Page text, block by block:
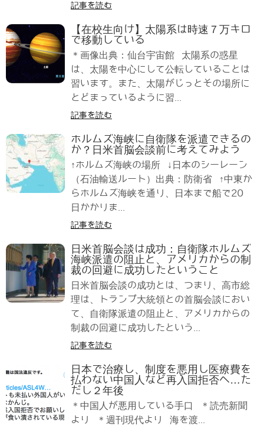
記事を読む
【在校生向け】太陽系は時速７万キロ
で移動している
＊画像出典：仙台宇宙館 太陽系の惑星
は、太陽を中心にして公転していることは
習います。また、太陽がじっとその場所に
とどまっているように習...
記事を読む
ホルムズ海峡に自衛隊を派遣できるの
か？日米首脳会談前に考えてみよう
↑ホルムズ海峡の場所 ↓日本のシーレーン
（石油輸送ルート）出典：防衛省 ↑中東か
らホルムズ海峡を通り、日本まで船で20
日かかりま...
記事を読む
日米首脳会談は成功：自衛隊ホルムズ
海峡派遣の阻止と、アメリカからの制
裁の回避に成功したということ
日米首脳会談の成功とは、つまり、高市総
理は、トランプ大統領との首脳会談におい
て、自衛隊派遣の阻止と、アメリカからの
制裁の回避に成功したという...
記事を読む
日本で治療し、制度を悪用し医療費を
払わない中国人など再入国拒否へ…た
だし２年後
＊中国人が悪用している手口 ＊読売新聞
より ＊週刊現代より 海を渡...